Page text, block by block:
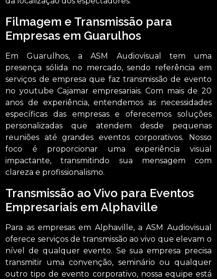
Filmagem e Transmissão para
Empresas em Guarulhos
Em Guarulhos, a ASM Audiovisual tem uma
presença sólida no mercado, sendo referência em
serviços de empresa que faz transmissão de evento
no youtube Cajamar empresariais. Com mais de 20
anos de experiência, entendemos as necessidades
específicas das empresas e oferecemos soluções
personalizadas que atendem desde pequenas
reuniões até grandes eventos corporativos. Nosso
foco é proporcionar uma experiência visual
impactante, transmitindo sua mensagem com
clareza e profissionalismo.
Transmissão ao Vivo para Eventos
Empresariais em Alphaville
Para as empresas em Alphaville, a ASM Audiovisual
oferece serviços de transmissão ao vivo que elevam o
nível de qualquer evento. Se sua empresa precisa
transmitir uma convenção, seminário ou qualquer
outro tipo de evento corporativo, nossa equipe está